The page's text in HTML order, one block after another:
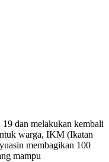
dan melakukan kembali
warga, IKM (Ikatan
membagikan 100
mampu